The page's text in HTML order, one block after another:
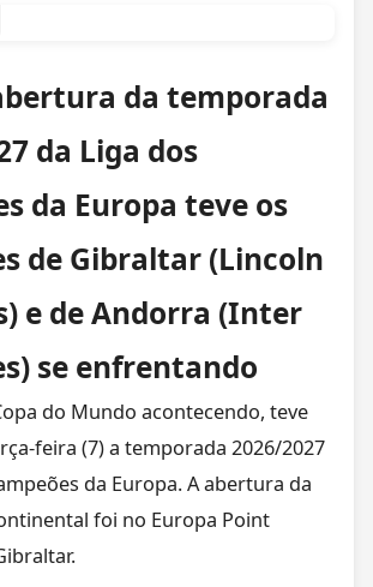
da temporada
da Liga dos
da Europa teve os
de Gibraltar (Lincoln
e de Andorra (Inter
se enfrentando
do Mundo acontecendo, teve
feira (7) a temporada 2026/2027
da Europa. A abertura da
foi no Europa Point